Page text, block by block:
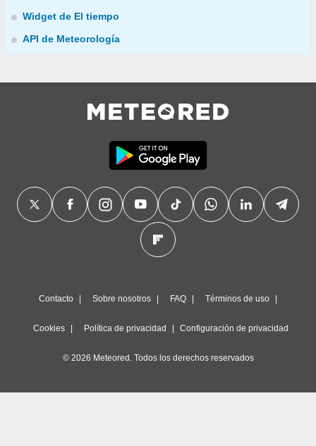
Widget de El tiempo
API de Meteorología
Contacto Sobre nosotros FAQ Términos de uso
Cookies Política de privacidad Configuración de privacidad
© 2026 Meteored. Todos los derechos reservados